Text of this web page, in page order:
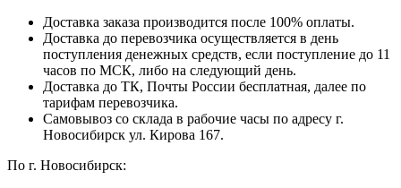
Доставка заказа производится после 100% оплаты.
Доставка до перевозчика осуществляется в день
поступления денежных средств, если поступление до 11
часов по МСК, либо на следующий день.
Доставка до ТК, Почты России бесплатная, далее по
тарифам перевозчика.
Самовывоз со склада в рабочие часы по адресу г.
Новосибирск ул. Кирова 167.
По г. Новосибирск: